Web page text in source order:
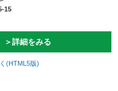
15
＞詳細をみる
(HTML5版)